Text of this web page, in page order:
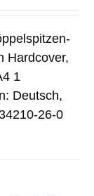
Hardcover,
1
Deutsch,
26-0